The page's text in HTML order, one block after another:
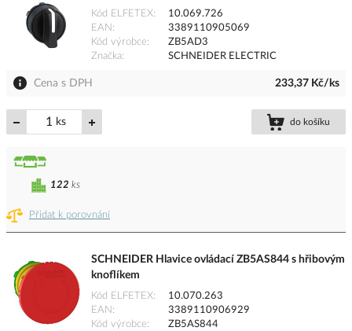
Kód ELFETEX
10.069.726
EAN
3389110905069
Kód výrobce
ZB5AD3
Značka
SCHNEIDER ELECTRIC
Cena s DPH 233,37 Kč/ks
ks do košíku
Přidat k porovnání
122 ks
SCHNEIDER Hlavice ovládací ZB5AS844 s hřibovým
knoflíkem
Kód ELFETEX
10.070.263
EAN
3389110906929
Kód výrobce
ZB5AS844